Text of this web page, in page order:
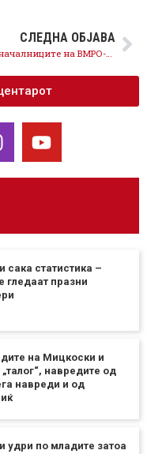
СЛЕДНА ОБЈАВА
Градоначалниците на ВМРО-ДПМНЕ само бараат пари од Владата, а ништо не работат
сака статистика –
гледаат празни
на Мицкоски и
навредите од
навреди и од
удри по младите затоа